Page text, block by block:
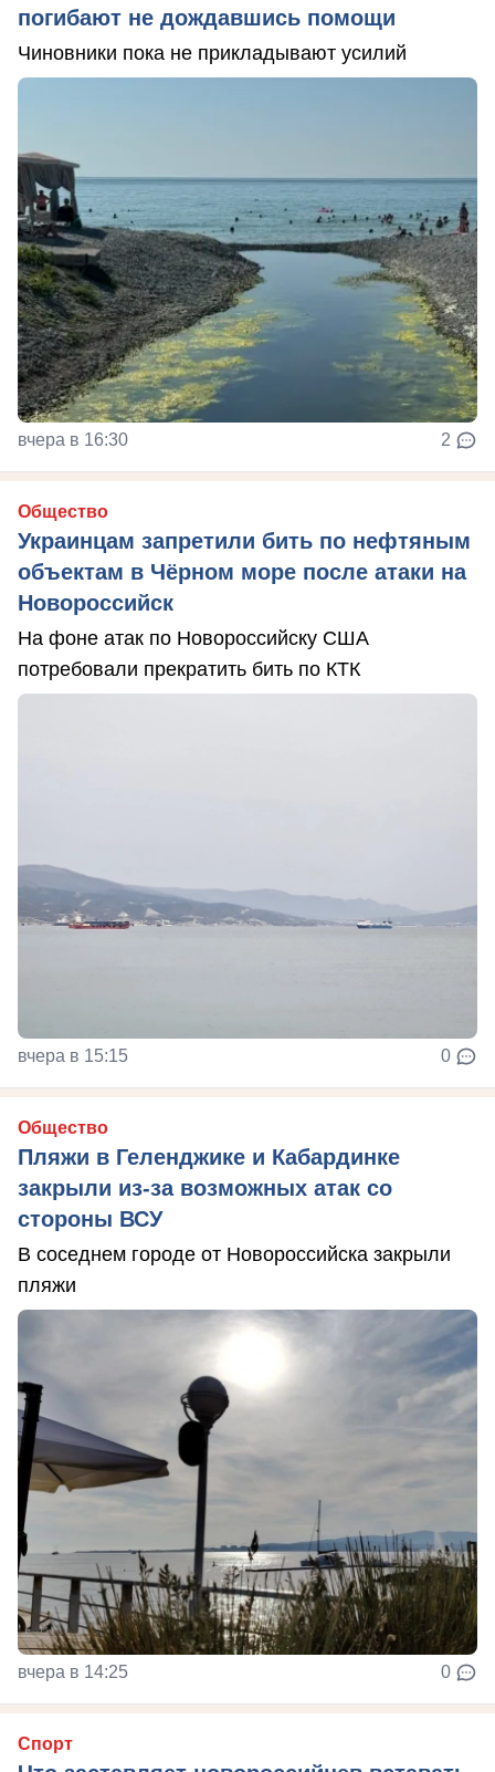
погибают не дождавшись помощи
Чиновники пока не прикладывают усилий
вчера в 16:30 2
Общество
Украинцам запретили бить по нефтяным
объектам в Чёрном море после атаки на
Новороссийск
На фоне атак по Новороссийску США
потребовали прекратить бить по КТК
вчера в 15:15 0
Общество
Пляжи в Геленджике и Кабардинке
закрыли из-за возможных атак со
стороны ВСУ
В соседнем городе от Новороссийска закрыли
пляжи
вчера в 14:25 0
Спорт